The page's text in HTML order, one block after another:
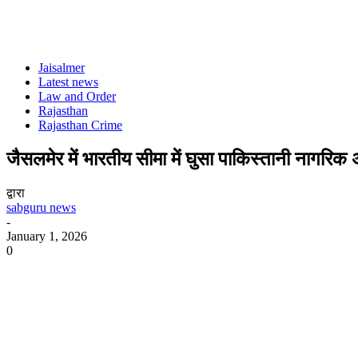
Jaisalmer
Latest news
Law and Order
Rajasthan
Rajasthan Crime
जैसलमेर में भारतीय सीमा में घुसा पाकिस्तानी नागरिक
द्वारा
sabguru news
-
January 1, 2026
0